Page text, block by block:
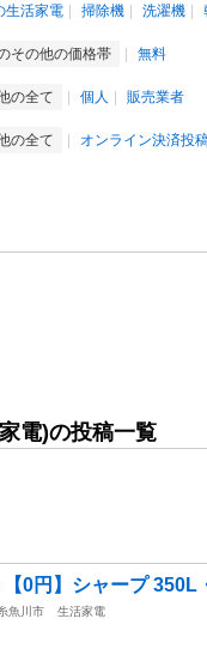
生活家電 掃除機 洗濯機
その他の価格帯 無料
の全て 個人 販売業者
の全て オンライン決済投
電)の投稿一覧
【0円】シャープ
魚川市
生活家電